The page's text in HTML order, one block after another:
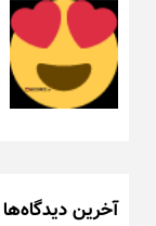
آخرین دیدگاه‌ها